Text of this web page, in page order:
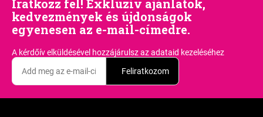
Iratkozz fel! Exkluzív ajánlatok,
kedvezmények és újdonságok
egyenesen az e-mail-címedre.
A kérdőív elküldésével hozzájárulszaz adataid kezeléséhez
Feliratkozom